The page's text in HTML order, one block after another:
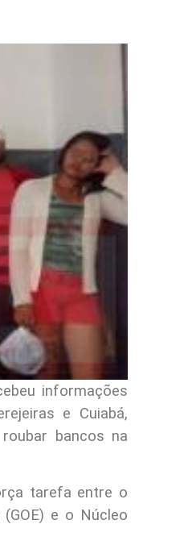
informações
e Cuiabá,
bancos na
tarefa entre o
e o Núcleo